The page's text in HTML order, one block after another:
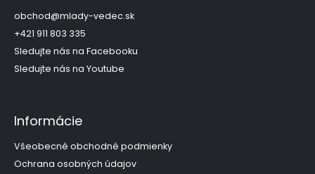
obchod@mlady-vedec.sk
+421 911 803 335
Sledujte nás na Facebooku
Sledujte nás na Youtube
Informácie
Všeobecné obchodné podmienky
Ochrana osobných údajov